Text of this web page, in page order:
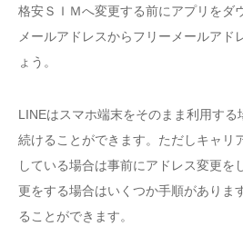
格安ＳＩＭへ変更する前にアプリをダ
メールアドレスからフリーメールアド
ょう。
LINEはスマホ端末をそのまま利用する
続けることができます。ただしキャリ
している場合は事前にアドレス変更を
更をする場合はいくつか手順がありま
ることができます。